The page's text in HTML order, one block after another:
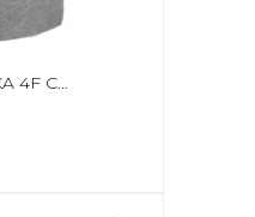
KOSZULKA DAMSKA 4F CHŁODNY JASNY SZARY MELANŻ NOSH4 TSD001 27M